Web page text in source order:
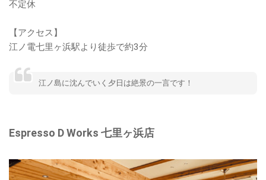
不定休
【アクセス】
江ノ電七里ヶ浜駅より徒歩で約3分
江ノ島に沈んでいく夕日は絶景の一言です！
Espresso D Works 七里ヶ浜店